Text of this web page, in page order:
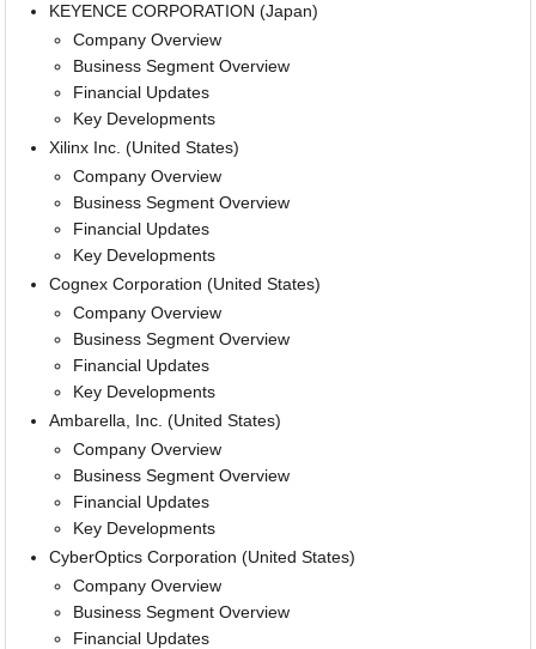
KEYENCE CORPORATION (Japan)
Company Overview
Business Segment Overview
Financial Updates
Key Developments
Xilinx Inc. (United States)
Company Overview
Business Segment Overview
Financial Updates
Key Developments
Cognex Corporation (United States)
Company Overview
Business Segment Overview
Financial Updates
Key Developments
Ambarella, Inc. (United States)
Company Overview
Business Segment Overview
Financial Updates
Key Developments
CyberOptics Corporation (United States)
Company Overview
Business Segment Overview
Financial Updates